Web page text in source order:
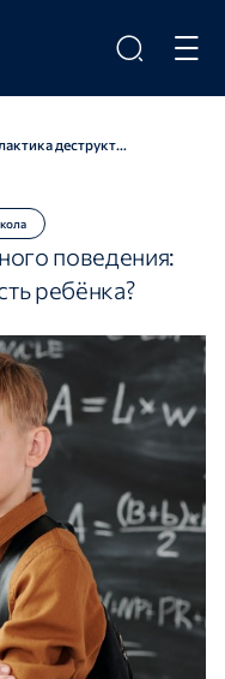
поведения:
ребёнка?
Профилактика деструктивного поведения: как школа влияет на личность ребёнка?